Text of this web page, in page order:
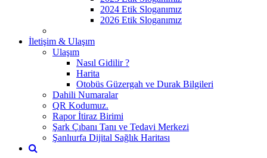
2024 Etik Sloganımız
2026 Etik Sloganımız
İletişim & Ulaşım
Ulaşım
Nasıl Gidilir ?
Harita
Otobüs Güzergah ve Durak Bilgileri
Dahili Numaralar
QR Kodumuz.
Rapor İtiraz Birimi
Şark Çıbanı Tanı ve Tedavi Merkezi
Şanlıurfa Dijital Sağlık Haritası